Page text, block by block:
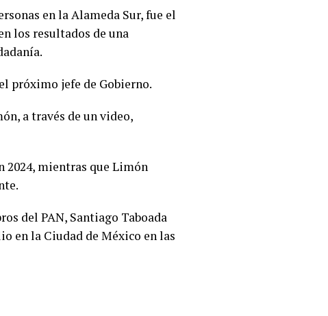
en la Alameda Sur, fue el
los resultados de una
próximo jefe de Gobierno.
a través de un video,
2024, mientras que Limón
del PAN, Santiago Taboada
en la Ciudad de México en las